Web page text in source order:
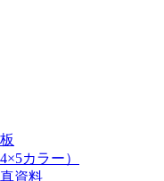
カラー）
資料